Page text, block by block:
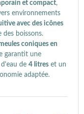
et compact,
environnements
avec des icônes
des boissons.
coniques en
garantit une
de 4 litres et un
adaptée.